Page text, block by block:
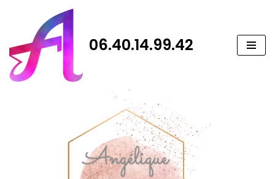
au
contenu
06.40.14.99.42